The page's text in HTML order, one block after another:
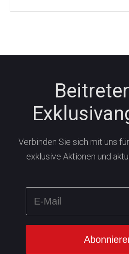
Verbinden Sie sich mit uns
exklusive Aktionen und